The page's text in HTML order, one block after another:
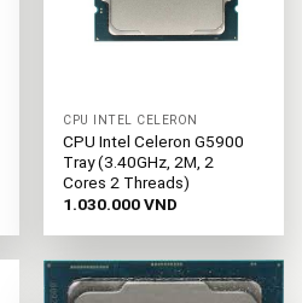
CPU INTEL CELERON
CPU Intel Celeron G5900
Tray (3.40GHz, 2M, 2
Cores 2 Threads)
1.030.000VND